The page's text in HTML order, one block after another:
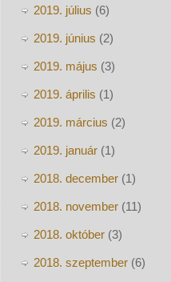
2019. július (6)
2019. június (2)
2019. május (3)
2019. április (1)
2019. március (2)
2019. január(1)
2018. december(1)
2018. november(11)
2018. október(3)
2018. szeptember(6)